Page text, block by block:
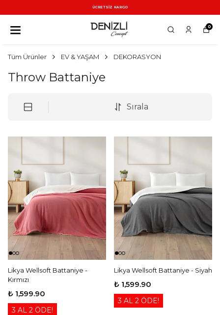
ÜCRETSİZ KARGO
0
Tüm Ürünler EV & YAŞAM DEKORASYON
Throw Battaniye
Sırala
Likya Wellsoft Battaniye -
Kırmızı
₺ 1,599.90
3 AL 2 ÖDE!
Likya Wellsoft Battaniye - Siyah
₺ 1,599.90
3 AL 2 ÖDE!